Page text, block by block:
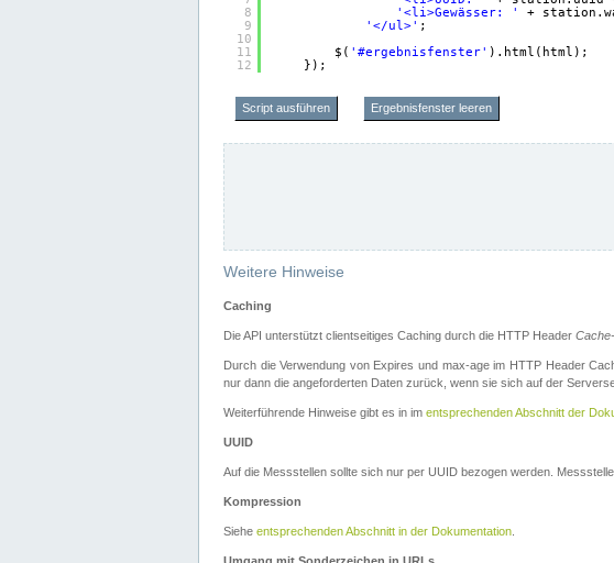
8
9
10
11
12
'<li>Gewässer: '
+
'</ul>' ;
$( '#ergebnisfenster' ).html(html);
});
Script ausführen Ergebnisfenster leeren
Weitere Hinweise
Caching
Die API unterstützt clientseitiges Caching durch die HTTP Header
Durch die Verwendung von Expires und max-age im HTTP Header
nur dann die angeforderten Daten zurück, wenn sie sich auf der
Weiterführende Hinweise gibt es in im entsprechenden Abschnitt der
UUID
Auf die Messstellen sollte sich nur per UUID bezogen werden.
Kompression
Siehe entsprechenden Abschnitt in der Dokumentation.